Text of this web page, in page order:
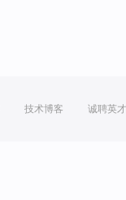
技术博客 诚聘英才